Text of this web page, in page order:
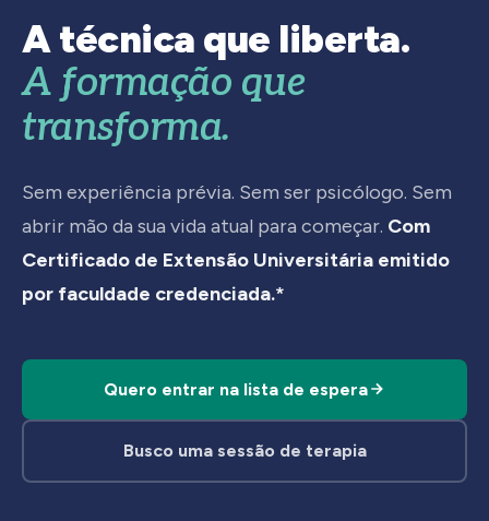
A técnica que liberta.
A formação que
transforma.
Sem experiência prévia. Sem ser psicólogo. Sem
abrir mão da sua vida atual para começar. Com
Certificado de Extensão Universitária emitido
por faculdade credenciada.*
Quero entrar na lista de espera
Busco uma sessão de terapia